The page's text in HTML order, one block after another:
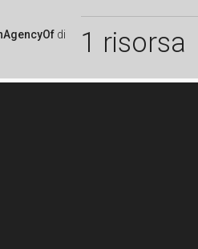
di 1 risorsa